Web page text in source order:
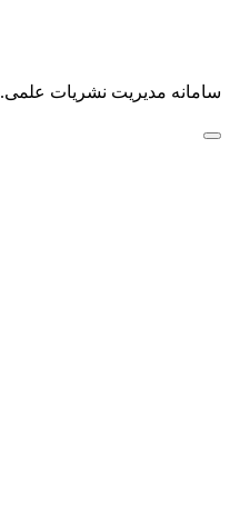
سامانه مدیریت نشریات علمی.